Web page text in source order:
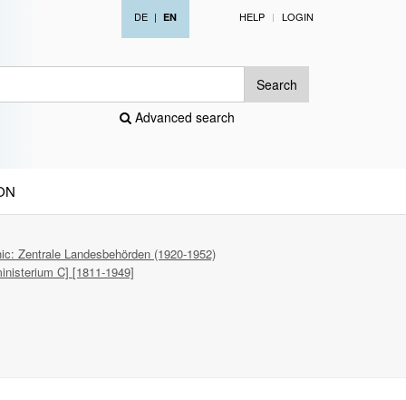
DE | EN HELP LOGIN
Search
Advanced search
Zentrale Landesbehörden (1920-1952)
C] [1811-1949]